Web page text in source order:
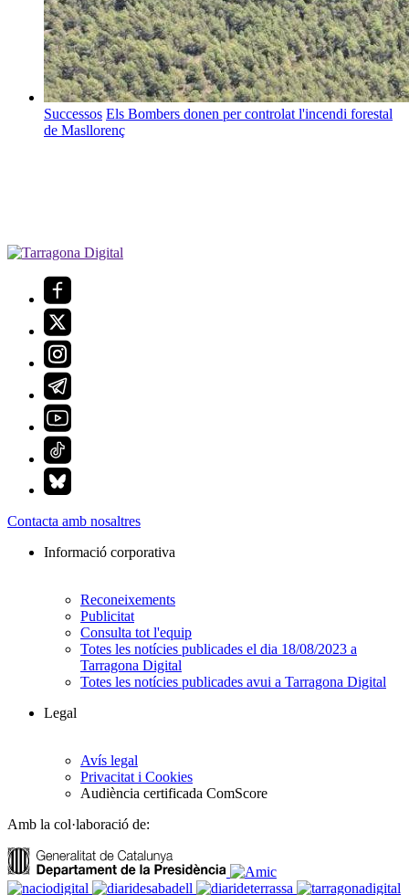
Successos Els Bombers donen per controlat l'incendi forestal
de Masllorenç
Contacta amb nosaltres
Informació corporativa
Reconeixements
Publicitat
Consulta tot l'equip
Totes les notícies publicades el dia 18/08/2023 a
Tarragona Digital
Totes les notícies publicades avui a Tarragona Digital
Legal
Avís legal
Privacitat i Cookies
Audiència certificada ComScore
Amb la col·laboració de: